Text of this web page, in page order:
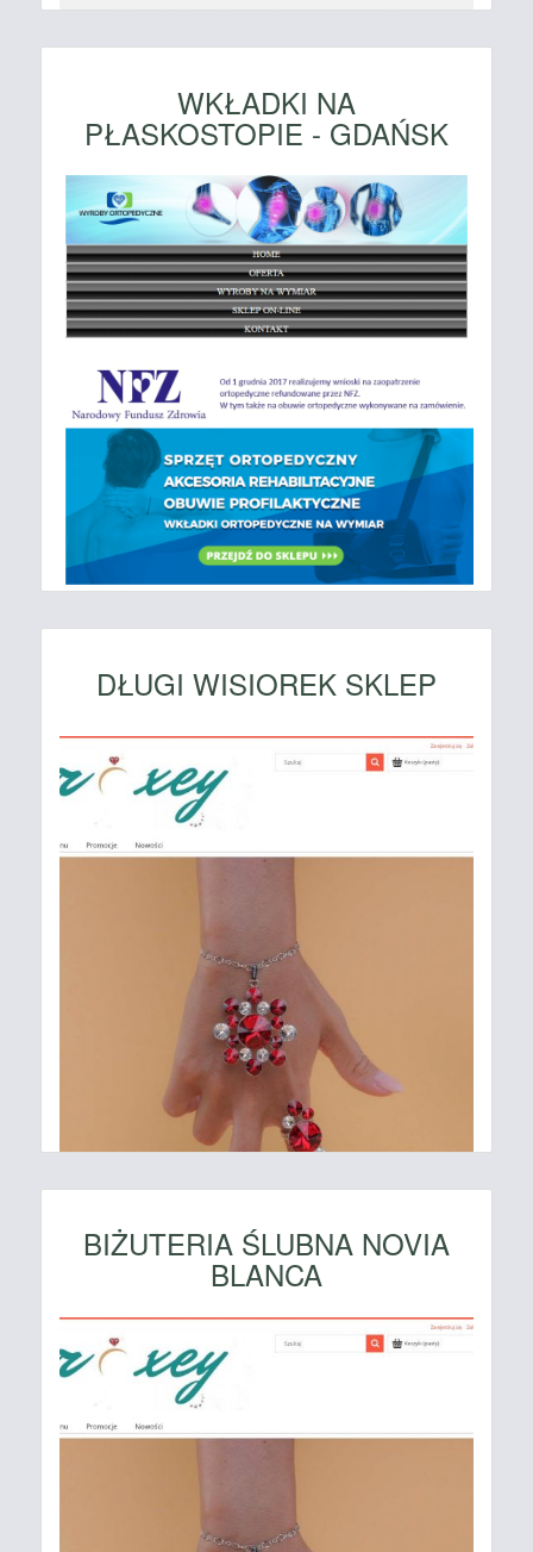
WKŁADKI NA
PŁASKOSTOPIE - GDAŃSK
DŁUGI WISIOREK SKLEP
BIŻUTERIA ŚLUBNA NOVIA
BLANCA